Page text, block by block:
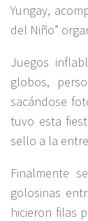
Yungay,
del Niño”
Juegos
globos,
sacándose
tuvo esta
sello a la
Finalmente
golosinas
hicieron filas